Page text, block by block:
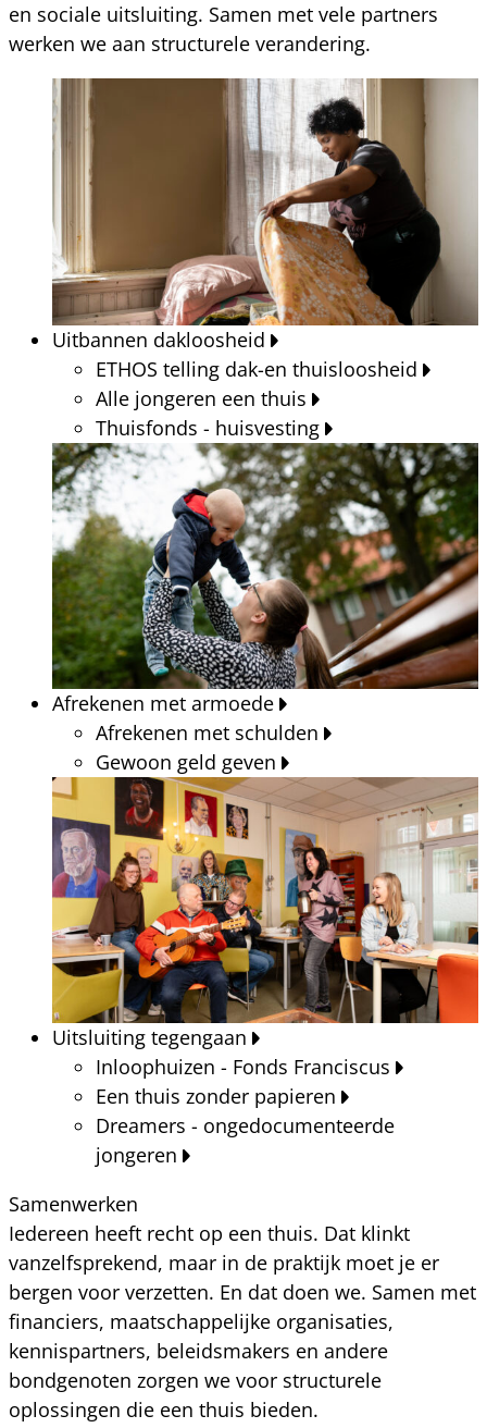
en sociale uitsluiting. Samen met vele partners
werken we aan structurele verandering.
Uitbannen dakloosheid
ETHOS telling dak-en thuisloosheid
Alle jongeren een thuis
Thuisfonds - huisvesting
Afrekenen met armoede
Afrekenen met schulden
Gewoon geld geven
Uitsluiting tegengaan
Inloophuizen - Fonds Franciscus
Een thuis zonder papieren
Dreamers - ongedocumenteerde
jongeren
Samenwerken
Iedereen heeft recht op een thuis. Dat klinkt
vanzelfsprekend, maar in de praktijk moet je er
bergen voor verzetten. En dat doen we. Samen met
financiers, maatschappelijke organisaties,
kennispartners, beleidsmakers en andere
bondgenoten zorgen we voor structurele
oplossingen die een thuis bieden.